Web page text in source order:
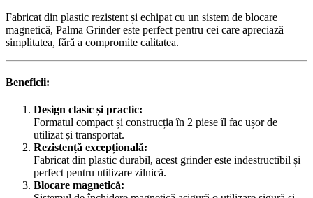
Fabricat din plastic rezistent și echipat cu un sistem de blocare
magnetică, Palma Grinder este perfect pentru cei care apreciază
simplitatea, fără a compromite calitatea.
Beneficii:
Design clasic și practic:
Formatul compact și construcția în 2 piese îl fac ușor de
utilizat și transportat.
Rezistență excepțională:
Fabricat din plastic durabil, acest grinder este indestructibil și
perfect pentru utilizare zilnică.
Blocare magnetică: